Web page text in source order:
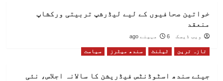
خواتین صحافیوں کے لیے لیڈرشپ تربیتی ورکشاپ
منعقد
ویب ڈیسک 6 مہینے ago
تازہ ترین ٹیلنٹ سندھ میٹرز سیاست
جیئے سندھ اسٹوڈنٹس فیڈریشن کا سالانہ اجلاس، نئی